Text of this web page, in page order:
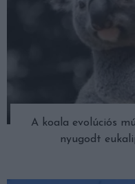
A koala evolúciós
nyugodt